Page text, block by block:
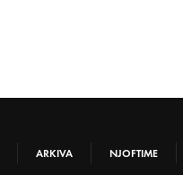
ARKIVA NJOFTIME